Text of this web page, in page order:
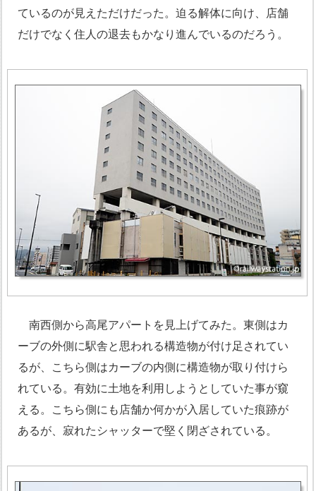
ているのが見えただけだった。迫る解体に向け、店舗
だけでなく住人の退去もかなり進んでいるのだろう。
南西側から高尾アパートを見上げてみた。東側はカ
ーブの外側に駅舎と思われる構造物が付け足されてい
るが、こちら側はカーブの内側に構造物が取り付けら
れている。有効に土地を利用しようとしていた事が窺
える。こちら側にも店舗か何かが入居していた痕跡が
あるが、寂れたシャッターで堅く閉ざされている。